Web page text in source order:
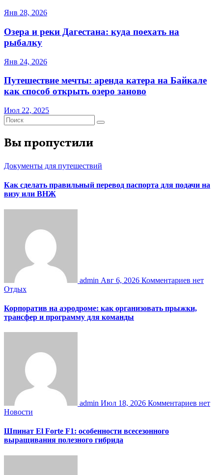
Янв 28, 2026
Озера и реки Дагестана: куда поехать на
рыбалку
Янв 24, 2026
Путешествие мечты: аренда катера на Байкале
как способ открыть озеро заново
Июл 22, 2025
Вы пропустили
Документы для путешествий
Как сделать правильный перевод паспорта для подачи на
визу или ВНЖ
admin Авг 6, 2026 Комментариев нет
Отдых
Корпоратив на аэродроме: как организовать прыжки,
трансфер и программу для команды
admin Июл 18, 2026 Комментариев нет
Новости
Шпинат El Forte F1: особенности всесезонного
выращивания полезного гибрида